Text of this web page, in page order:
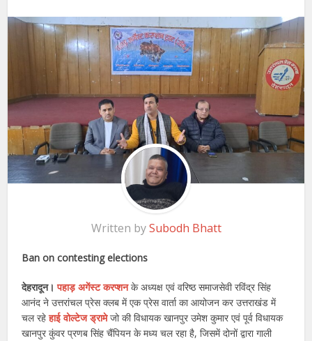
Written bySubodh Bhatt
Ban on contesting elections
देहरादून। पहाड़ अगेंस्ट करप्शनके अध्यक्ष एवं वरिष्ठ समाजसेवी रविंद्र सिंह
आनंद ने उत्तरांचल प्रेस क्लब में एक प्रेस वार्ता का आयोजन कर उत्तराखंड में
चल रहेहाई वोल्टेज ड्रामेजो की विधायक खानपुर उमेश कुमार एवं पूर्व विधायक
खानपुर कुंवर प्रणब सिंह चैंपियन के मध्य चल रहा है, जिसमें दोनों द्वारा गाली